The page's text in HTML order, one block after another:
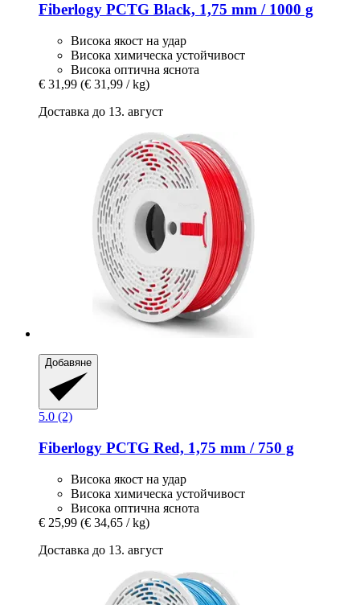
Fiberlogy PCTG Black, 1,75 mm / 1000 g
Висока якост на удар
Висока химическа устойчивост
Висока оптична яснота
€ 31,99 (€ 31,99 / kg)
Доставка до 13. август
Добавяне
5.0 (2)
Fiberlogy PCTG Red, 1,75 mm / 750 g
Висока якост на удар
Висока химическа устойчивост
Висока оптична яснота
€ 25,99 (€ 34,65 / kg)
Доставка до 13. август